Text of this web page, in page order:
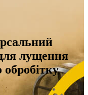
лущення
обробітку